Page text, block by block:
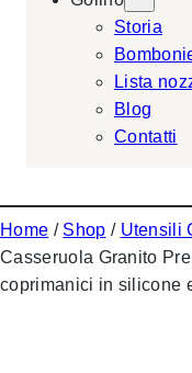
Storia
Lista
Blog
Contatti
Home / Shop / Utensili
Casseruola Granito
coprimanici in silicone